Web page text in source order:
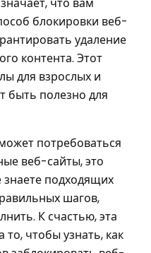
блокировки веб-
удаление
контента. Этот
для взрослых и
быть полезно для
потребоваться
веб-сайты, это
знаете подходящих
шагов,
К счастью, эта
то, чтобы узнать, как